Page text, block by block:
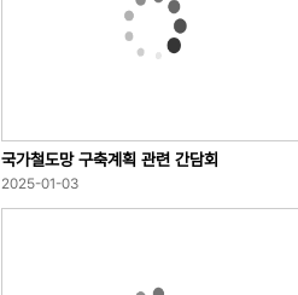
국가철도망 구축계획 관련 간담회
2025-01-03